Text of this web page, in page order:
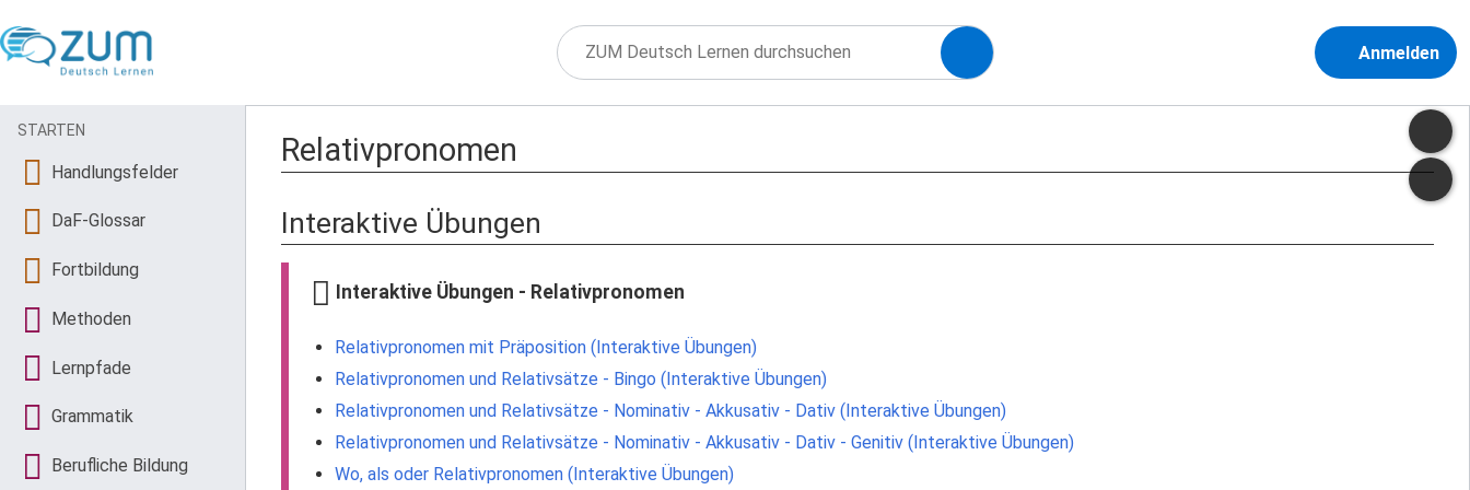
Anmelden
Relativpronomen
Interaktive Übungen
Interaktive Übungen - Relativpronomen
Relativpronomen mit Präposition (Interaktive Übungen)
Relativpronomen und Relativsätze - Bingo (Interaktive Übungen)
Relativpronomen und Relativsätze - Nominativ - Akkusativ - Dativ (Interaktive Übungen)
Relativpronomen und Relativsätze - Nominativ - Akkusativ - Dativ - Genitiv (Interaktive Übungen)
Wo, als oder Relativpronomen (Interaktive Übungen)
STARTEN
Handlungsfelder
DaF-Glossar
Fortbildung
Methoden
Lernpfade
Grammatik
Berufliche Bildung